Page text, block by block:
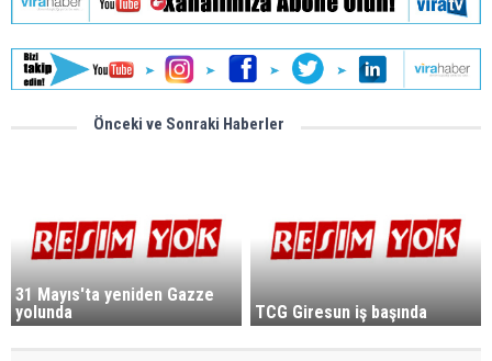
Önceki ve Sonraki Haberler
31 Mayıs'ta yeniden Gazze
yolunda
TCG Giresun iş başında